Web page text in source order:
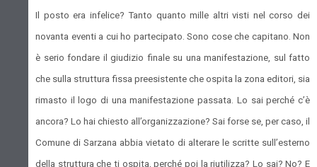
Il posto era infelice? Tanto quanto mille altri visti nel corso dei
novanta eventi a cui ho partecipato. Sono cose che capitano. Non
è serio fondare il giudizio finale su una manifestazione, sul fatto
che sulla struttura fissa preesistente che ospita la zona editori, sia
rimasto il logo di una manifestazione passata. Lo sai perché c’è
ancora? Lo hai chiesto all’organizzazione? Sai forse se, per caso, il
Comune di Sarzana abbia vietato di alterare le scritte sull’esterno
della struttura che ti ospita, perché poi la riutilizza? Lo sai? No? E